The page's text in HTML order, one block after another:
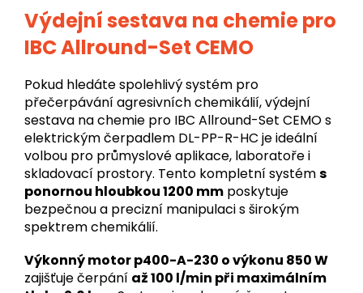
Výdejní sestava na chemie pro
IBC Allround-Set CEMO
Pokud hledáte spolehlivý systém pro
přečerpávání agresivních chemikálií, výdejní
sestava na chemie pro IBC Allround-Set CEMO s
elektrickým čerpadlem DL-PP-R-HC je ideální
volbou pro průmyslové aplikace, laboratoře i
skladovací prostory. Tento kompletní systéms
ponornou hloubkou 1200 mm poskytuje
bezpečnou a precizní manipulaci s širokým
spektrem chemikálií.
Výkonný motor p400-A-230 o výkonu 850 W
zajišťuje čerpání až 100 l/min při maximálním